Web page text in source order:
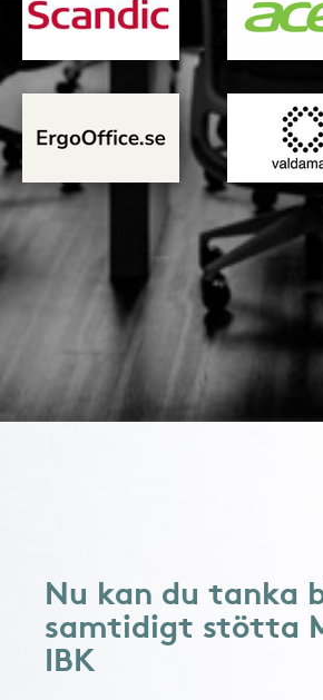
Nu kan du tanka
samtidigt stötta
IBK